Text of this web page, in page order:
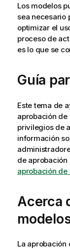
Los modelos
sea necesario
optimizar el
proceso de
es lo que se
Guía
Este tema de
aprobación de
privilegios de
información
de
aprobación
Acerca
La aprobación